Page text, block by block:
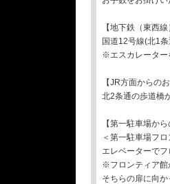
【地下鉄（東西
国道12号線(北1
※エスカレーター
【JR方面からのお
北2条通の歩道橋
【第一駐車場から
＜第一駐車場フ
エレベーターで
※フロンティア館
そちらの扉に向